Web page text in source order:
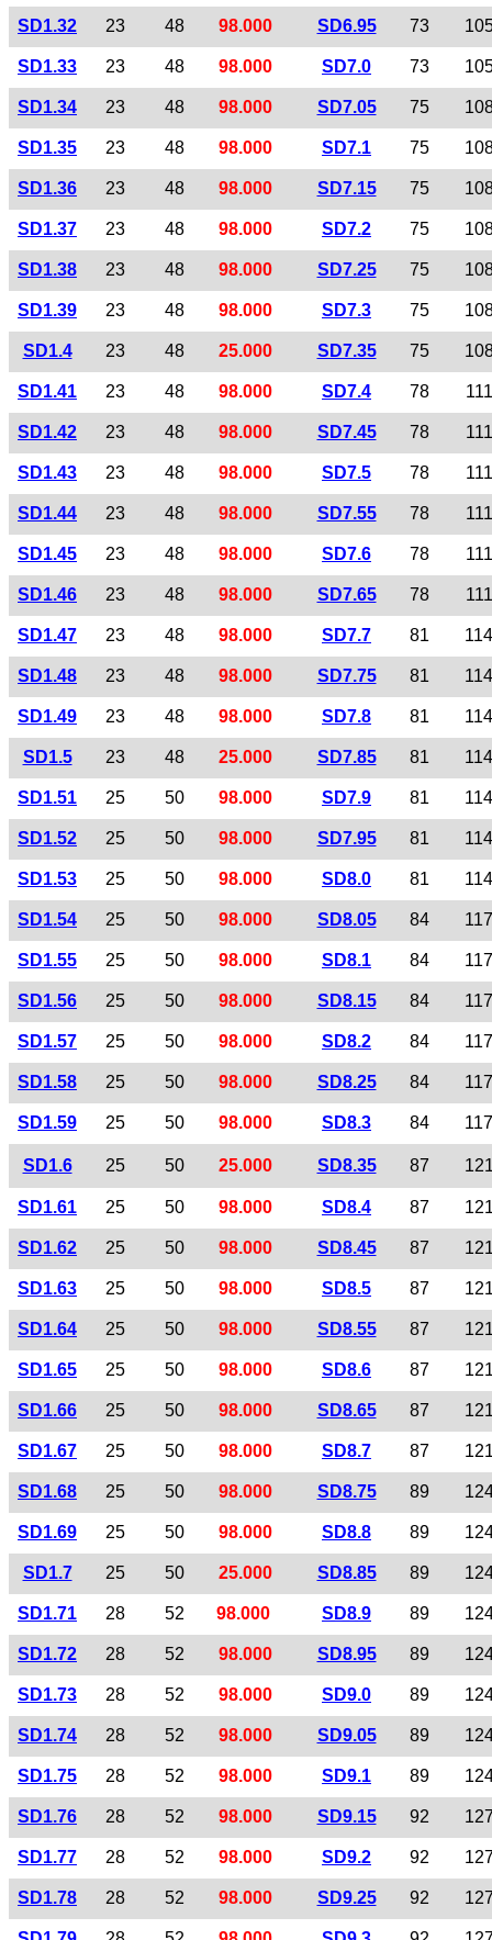
SD1.32 23 48 98.000 SD6.95 73
SD1.33 23 48 98.000 SD7.0 73
SD1.34 23 48 98.000 SD7.05 75
SD1.35 23 48 98.000 SD7.1 75
SD1.36 23 48 98.000 SD7.15 75
SD1.37 23 48 98.000 SD7.2 75
SD1.38 23 48 98.000 SD7.25 75
SD1.39 23 48 98.000 SD7.3 75
SD1.4 23 48 25.000 SD7.35 75
SD1.41 23 48 98.000 SD7.4 78 111
SD1.42 23 48 98.000 SD7.45 78 111
SD1.43 23 48 98.000 SD7.5 78 111
SD1.44 23 48 98.000 SD7.55 78 111
SD1.45 23 48 98.000 SD7.6 78 111
SD1.46 23 48 98.000 SD7.65 78 111
SD1.47 23 48 98.000 SD7.7 81 114
SD1.48 23 48 98.000 SD7.75 81 114
SD1.49 23 48 98.000 SD7.8 81 114
SD1.5 23 48 25.000 SD7.85 81 114
SD1.51 25 50 98.000 SD7.9 81 114
SD1.52 25 50 98.000 SD7.95 81 114
SD1.53 25 50 98.000 SD8.0 81 114
SD1.54 25 50 98.000 SD8.05 84 117
SD1.55 25 50 98.000 SD8.1 84 117
SD1.56 25 50 98.000 SD8.15 84 117
SD1.57 25 50 98.000 SD8.2 84 117
SD1.58 25 50 98.000 SD8.25 84 117
SD1.59 25 50 98.000 SD8.3 84 117
SD1.6 25 50 25.000 SD8.35 87
SD1.61 25 50 98.000 SD8.4 87
SD1.62 25 50 98.000 SD8.45 87
SD1.63 25 50 98.000 SD8.5 87
SD1.64 25 50 98.000 SD8.55 87
SD1.65 25 50 98.000 SD8.6 87
SD1.66 25 50 98.000 SD8.65 87
SD1.67 25 50 98.000 SD8.7 87
SD1.68 25 50 98.000 SD8.75 89
SD1.69 25 50 98.000 SD8.8 89
SD1.7 25 50 25.000 SD8.85 89
SD1.71 28 52 98.000 SD8.9 89
SD1.72 28 52 98.000 SD8.95 89
SD1.73 28 52 98.000 SD9.0 89
SD1.74 28 52 98.000 SD9.05 89
SD1.75 28 52 98.000 SD9.1 89
SD1.76 28 52 98.000 SD9.15 92
SD1.77 28 52 98.000 SD9.2 92
SD1.78 28 52 98.000 SD9.25 92